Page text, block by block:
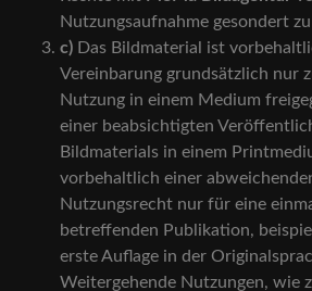
Nutzungsaufnahme gesondert
c) Das Bildmaterial ist
Vereinbarung grundsätzlich nur
Nutzung in einem Medium
einer beabsichtigten
Bildmaterials in einem
vorbehaltlich einer
Nutzungsrecht nur für eine
betreffenden Publikation,
erste Auflage in der
Weitergehende Nutzungen, wie